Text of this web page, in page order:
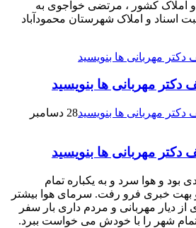
املاک کشور ، مرتضی خواجوی به
اسناد و املاک شهرستان محمودآباد
مهربانی ها بنویسید
28 دسامبر
مهربانی ها بنویسید
آنلاین: 7 دی بود و هوا سرد و به یکباره تمام
بهت خبری فرو رفت. سرمای هوا بیشتر
دیار مهربانی و مردم داری بار سفر
شهر را با خودش می خواست ببرد.